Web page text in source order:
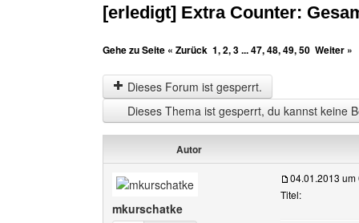
[erledigt] Extra Counter:
Gehe zu Seite « Zurück 1,2,3...47,48,49,50 Weiter »
Dieses Forum ist gesperrt.
Dieses Thema ist gesperrt, du kannst keine
Autor
mkurschatke
04.01.2013 um
Titel: